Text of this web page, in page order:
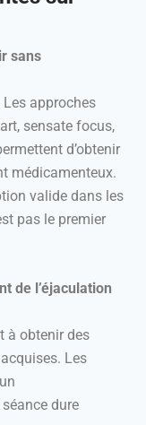
sans
approches
sensate focus,
d’obtenir
médicamenteux.
valide dans les
pas le premier
de l’éjaculation
à obtenir des
Les
dure